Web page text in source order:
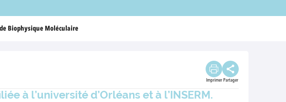
de Biophysique Moléculaire
Imprimer Partager
à l’université d’Orléans et à l’INSERM.